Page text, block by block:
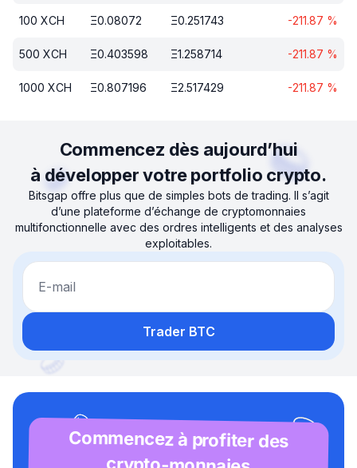
100 XCH Ξ0.08072 Ξ0.251743 -211.87 %
500 XCH Ξ0.403598 Ξ1.258714 -211.87 %
1000 XCH Ξ0.807196 Ξ2.517429 -211.87 %
Commencez dès aujourd’hui
à développer votre portfolio crypto.
Bitsgap offre plus que de simples bots de trading. Il s’agit
d’une plateforme d’échange de cryptomonnaies
multifonctionnelle avec des ordres intelligents et des analyses
exploitables.
E-mail
Trader BTC
Commencez à profiter des